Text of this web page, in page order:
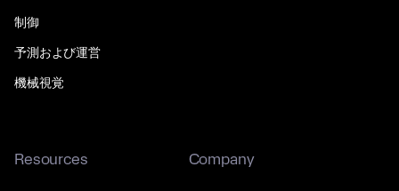
制御
予測および運営
機械視覚
Resources Company